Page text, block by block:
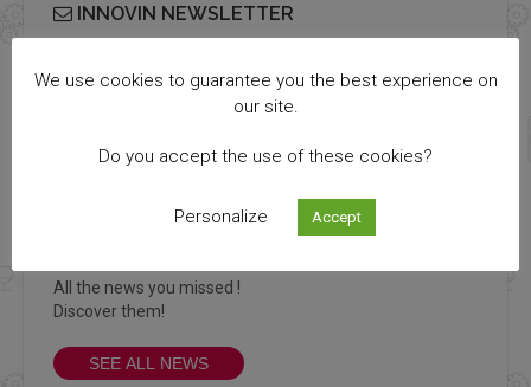
INNOVIN NEWSLETTER
Receive our bi-monthly Info Cluster newsletter
ALL NEWS
All the news you missed !
Discover them!
SEE ALL NEWS
We use cookies to guarantee you the best experience on
our site.
Do you accept the use of these cookies?
Personalize Accept